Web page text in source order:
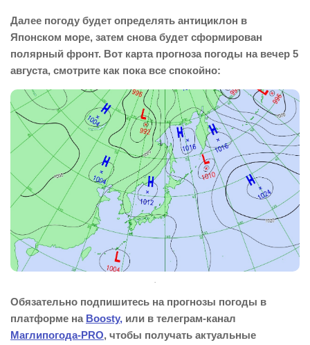
Далее погоду будет определять антициклон в
Японском море, затем снова будет сформирован
полярный фронт. Вот карта прогноза погоды на вечер 5
августа, смотрите как пока все спокойно:
.
Обязательно подпишитесь на прогнозы погоды в
платформе на Boosty, или в телеграм-канал
Маглипогода-PRO, чтобы получать актуальные